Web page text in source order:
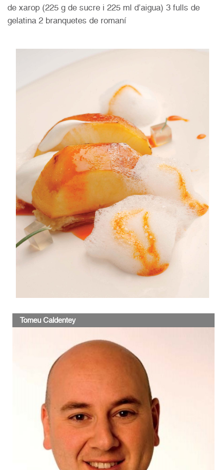
de xarop (225 g de sucre i 225 ml d’aigua) 3 fulls de
gelatina 2 branquetes de romaní
Tomeu Caldentey